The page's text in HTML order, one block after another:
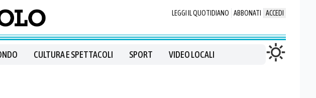
LEGGI IL QUOTIDIANO ABBONATI ACCEDI
CULTURA E SPETTACOLI SPORT VIDEO LOCALI